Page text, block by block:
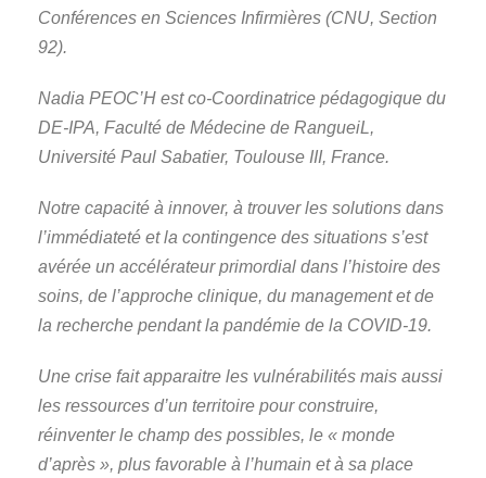
Conférences en Sciences Infirmières (CNU, Section
92).
Nadia PEOC’H est co-Coordinatrice pédagogique du
DE-IPA, Faculté de Médecine de RangueiL,
Université Paul Sabatier, Toulouse III, France.
Notre capacité à innover, à trouver les solutions dans
l’immédiateté et la contingence des situations s’est
avérée un accélérateur primordial dans l’histoire des
soins, de l’approche clinique, du management et de
la recherche pendant la pandémie de la COVID-19.
Une crise fait apparaitre les vulnérabilités mais aussi
les ressources d’un territoire pour construire,
réinventer le champ des possibles, le « monde
d’après », plus favorable à l’humain et à sa place